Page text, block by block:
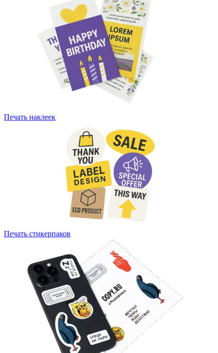
Печать наклеек
Печать стикерпаков